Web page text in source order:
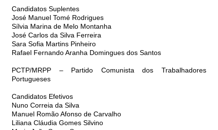
Candidatos Suplentes
José Manuel Tomé Rodrigues
Sílvia Marina de Melo Montanha
José Carlos da Silva Ferreira
Sara Sofia Martins Pinheiro
Rafael Fernando Aranha Domingues dos Santos
PCTP/MRPP – Partido Comunista dos Trabalhadores
Portugueses
Candidatos Efetivos
Nuno Correia da Silva
Manuel Romão Afonso de Carvalho
Liliana Cláudia Gomes Silvino